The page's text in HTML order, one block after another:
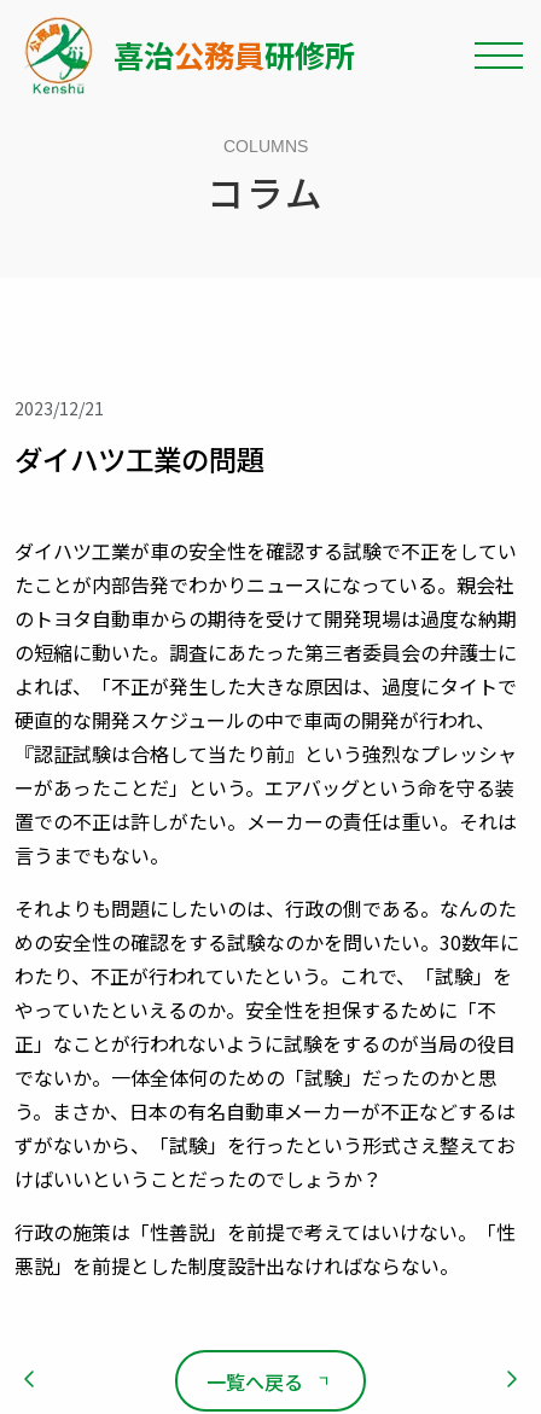
喜治公務員研修所
COLUMNS
コラム
2023/12/21
ダイハツ工業の問題
ダイハツ工業が車の安全性を確認する試験で不正をしてい
たことが内部告発でわかりニュースになっている。親会社
のトヨタ自動車からの期待を受けて開発現場は過度な納期
の短縮に動いた。調査にあたった第三者委員会の弁護士に
よれば、「不正が発生した大きな原因は、過度にタイトで
硬直的な開発スケジュールの中で車両の開発が行われ、
『認証試験は合格して当たり前』という強烈なプレッシャ
ーがあったことだ」という。エアバッグという命を守る装
置での不正は許しがたい。メーカーの責任は重い。それは
言うまでもない。
それよりも問題にしたいのは、行政の側である。なんのた
めの安全性の確認をする試験なのかを問いたい。30数年に
わたり、不正が行われていたという。これで、「試験」を
やっていたといえるのか。安全性を担保するために「不
正」なことが行われないように試験をするのが当局の役目
でないか。一体全体何のための「試験」だったのかと思
う。まさか、日本の有名自動車メーカーが不正などするは
ずがないから、「試験」を行ったという形式さえ整えてお
けばいいということだったのでしょうか？
行政の施策は「性善説」を前提で考えてはいけない。「性
悪説」を前提とした制度設計出なければならない。
一覧へ戻る